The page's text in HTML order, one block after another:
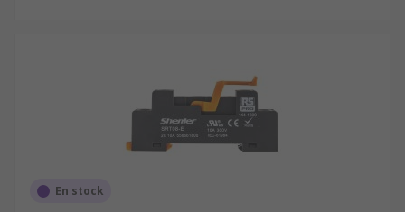
En stock